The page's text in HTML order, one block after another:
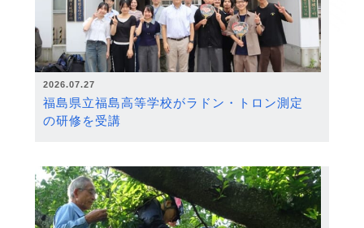
2026.07.27
福島県立福島高等学校がラドン・トロン測定
の研修を受講